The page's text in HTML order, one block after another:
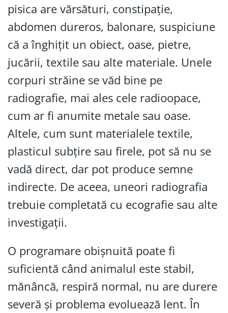
pisica are vărsături, constipație,
abdomen dureros, balonare, suspiciune
că a înghițit un obiect, oase, pietre,
jucării, textile sau alte materiale. Unele
corpuri străine se văd bine pe
radiografie, mai ales cele radioopace,
cum ar fi anumite metale sau oase.
Altele, cum sunt materialele textile,
plasticul subțire sau firele, pot să nu se
vadă direct, dar pot produce semne
indirecte. De aceea, uneori radiografia
trebuie completată cu ecografie sau alte
investigații.
O programare obișnuită poate fi
suficientă când animalul este stabil,
mănâncă, respiră normal, nu are durere
severă și problema evoluează lent. În